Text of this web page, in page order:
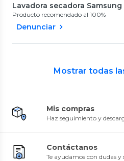
Lavadora secadora Samsung
Producto recomendado al 100%
Denunciar
Mostrar todas
Mis compras
Haz seguimiento y
Contáctanos
Te ayudamos con dudas y